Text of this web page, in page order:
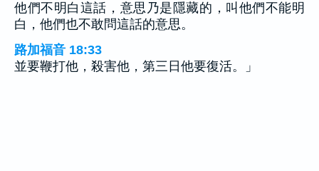
他們不明白這話，意思乃是隱藏的，叫他們不能明
白，他們也不敢問這話的意思。
路加福音 18:33
並要鞭打他，殺害他，第三日他要復活。」